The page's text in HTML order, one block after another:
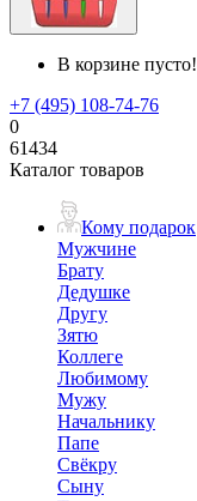
В корзине пусто!
+7 (495) 108-74-76
0
61434
Каталог товаров
Кому подарок
Мужчине
Брату
Дедушке
Другу
Зятю
Коллеге
Любимому
Мужу
Начальнику
Папе
Свёкру
Сыну